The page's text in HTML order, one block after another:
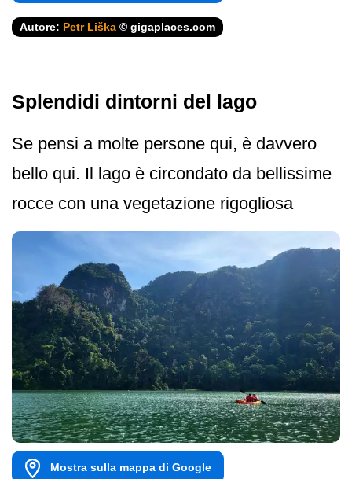
Autore: Petr Liška © gigaplaces.com
Splendidi dintorni del lago
Se pensi a molte persone qui, è davvero
bello qui. Il lago è circondato da bellissime
rocce con una vegetazione rigogliosa
Mostra sulla mappa di Google